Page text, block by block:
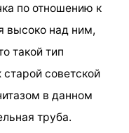
по отношению к
высоко над ним,
такой тип
советской
в данном
труба.